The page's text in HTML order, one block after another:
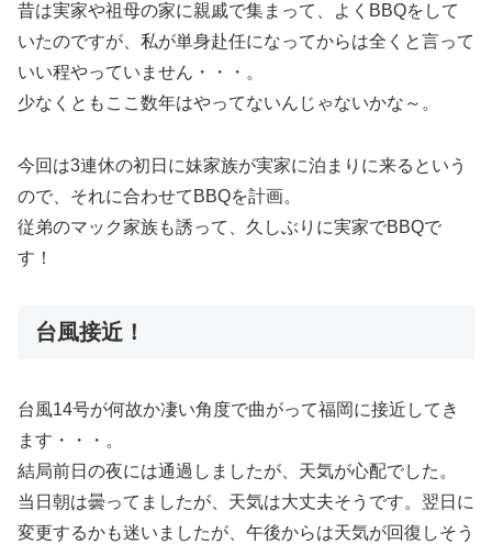
昔は実家や祖母の家に親戚で集まって、よくBBQをして
いたのですが、私が単身赴任になってからは全くと言って
いい程やっていません・・・。
少なくともここ数年はやってないんじゃないかな～。
今回は3連休の初日に妹家族が実家に泊まりに来るという
ので、それに合わせてBBQを計画。
従弟のマック家族も誘って、久しぶりに実家でBBQで
す！
台風接近！
台風14号が何故か凄い角度で曲がって福岡に接近してき
ます・・・。
結局前日の夜には通過しましたが、天気が心配でした。
当日朝は曇ってましたが、天気は大丈夫そうです。翌日に
変更するかも迷いましたが、午後からは天気が回復しそう